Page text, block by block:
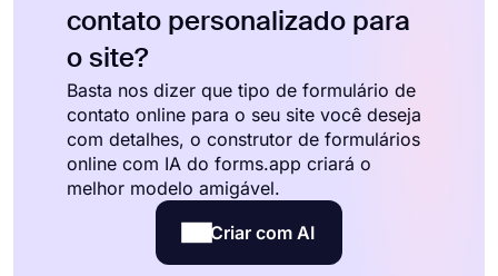
contato personalizado para
o site?
Basta nos dizer que tipo de formulário de
contato online para o seu site você deseja
com detalhes, o construtor de formulários
online com IA do forms.app criará o
melhor modelo amigável.
Criar com AI